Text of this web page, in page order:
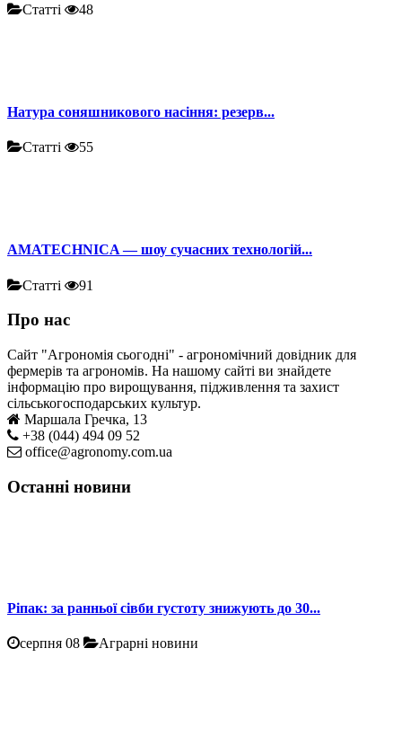
Статті 48
Натура соняшникового насіння: резерв...
Статті 55
AMATECHNICA — шоу сучасних технологій...
Статті 91
Про нас
Сайт "Агрономія сьогодні" - агрономічний довідник для
фермерів та агрономів. На нашому сайті ви знайдете
інформацію про вирощування, підживлення та захист
сільськогосподарських культур.
Маршала Гречка, 13
+38 (044) 494 09 52
office@agronomy.com.ua
Останні новини
Ріпак: за ранньої сівби густоту знижують до 30...
серпня 08 Аграрні новини